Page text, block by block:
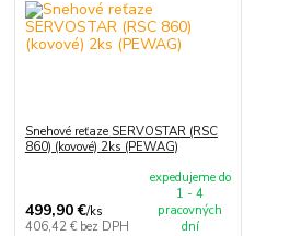
Snehové reťaze SERVOSTAR (RSC
860) (kovové) 2ks (PEWAG)
499,90 €/ks
406,42 € bez DPH
expedujeme do
1 - 4
pracovných
dní